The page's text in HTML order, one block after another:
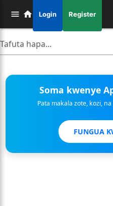
Login Register
Soma kwenye
Pata makala zote, kozi,
FUNGUA